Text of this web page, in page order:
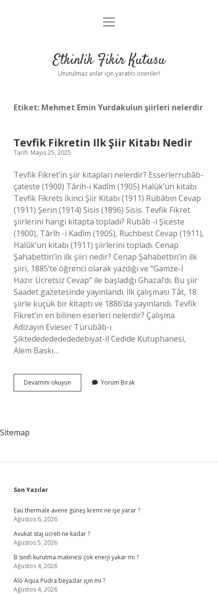
Anasayfa
Yasal Uyarı
menüyü
Etkinlik Fikir Kutusu
Unutulmaz anlar için yaratıcı öneriler!
Etiket: Mehmet Emin Yurdakulun şiirleri nelerdir
Tevfik Fikretin Ilk Şiir Kitabı Nedir
Tarih: Mayıs 25, 2025
Tevfik Fikret’in şiir kitapları nelerdir? Esserlerrubâb-
çateste (1900) Târih-i Kadîm (1905) Halûk’un kitabı
Tevfik Fikrets İkinci Şiir Kitabı (1911) Rübâbın Cevap
(1911) Şerin (1914) Sisis (1896) Sisis. Tevfik Fikret
şiirlerini hangi kitapta topladı? Rübâb -i Şiceste
(1900), Târîh -i Kadîm (1905), Rüchbest Cevap (1911),
Halûk’un kitabı (1911) şiirlerini topladı. Cenap
Şahabettin’in ilk şiiri nedir? Cenap Şahabettin’in ilk
şiiri, 1885’te öğrenci olarak yazdığı ve “Gamze-I
Hazır Ücretsiz Cevap” ile başladığı Ghazal’dı. Bu şiir
Saadet gazetesinde yayınlandı. İlk çalışması Tât, 18
şiirle küçük bir kitaptı ve 1886’da yayınlandı. Tevfik
Fikret’in en bilinen eserleri nelerdir? Çalışma
Adizayın Evieser Türübâb-ı
Şiktededededededebiyat-il Cedide Kütüphanesi,
Alem Baskı…
Devamını okuyun
Fikretin
Yorum Bırak
Sitemap
Sidebar
Son Yazılar
Eau thermale avene güneş kremi ne işe yarar ?
Ağustos 6, 2026
Avukat staj ücreti ne kadar ?
Ağustos 5, 2026
B sınıfı kurutma makinesi çok enerji yakar mı ?
Ağustos 4, 2026
Alo Aqua Pudra beyazlar için mi ?
Ağustos 4, 2026